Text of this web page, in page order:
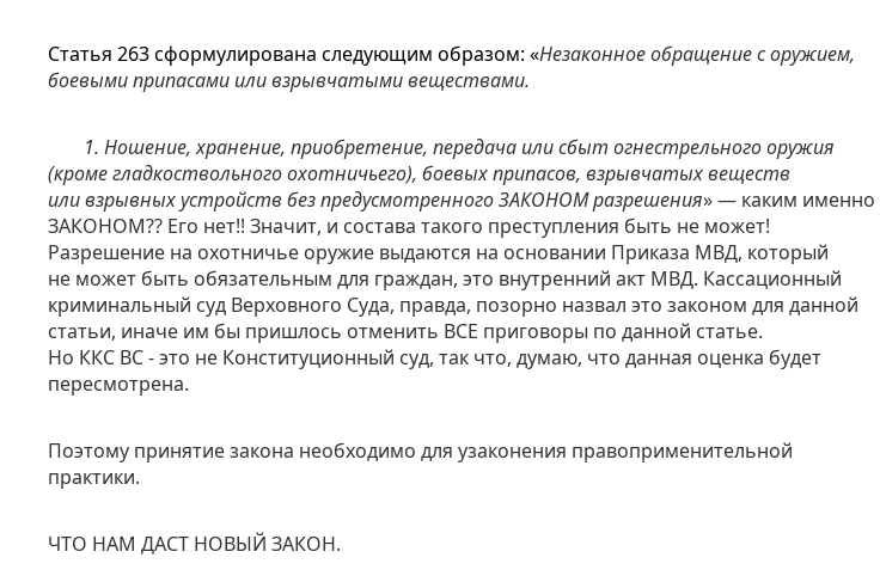
Статья 263 сформулирована следующим образом: «Незаконное обращение с оружием,
боевыми припасами или взрывчатыми веществами.
1. Ношение, хранение, приобретение, передача или сбыт огнестрельного оружия
(кроме гладкоствольного охотничьего), боевых припасов, взрывчатых веществ
или взрывных устройств без предусмотренного ЗАКОНОМ разрешения» — каким именно
ЗАКОНОМ?? Его нет!! Значит, и состава такого преступления быть не может!
Разрешение на охотничье оружие выдаются на основании Приказа МВД, который
не может быть обязательным для граждан, это внутренний акт МВД. Кассационный
криминальный суд Верховного Суда, правда, позорно назвал это законом для данной
статьи, иначе им бы пришлось отменить ВСЕ приговоры по данной статье.
Но ККС ВС- это не Конституционный суд, так что, думаю, что данная оценка будет
пересмотрена.
Поэтому принятие закона необходимо для узаконения правоприменительной
практики.
ЧТО НАМ ДАСТ НОВЫЙ ЗАКОН.